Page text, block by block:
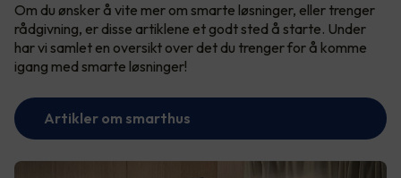
Om du ønsker å vite mer om smarte løsninger, eller trenger
rådgivning, er disse artiklene et godt sted å starte. Under
har vi samlet en oversikt over det du trenger for å komme
igang med smarte løsninger!
Artikler om smarthus